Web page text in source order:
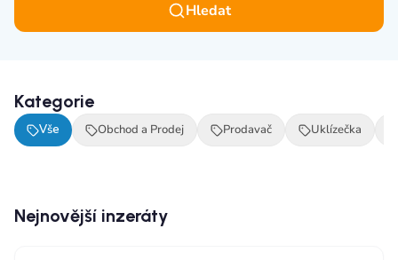
Hledat
Kategorie
Vše Obchod a Prodej Prodavač Uklízečka
Nejnovější inzeráty